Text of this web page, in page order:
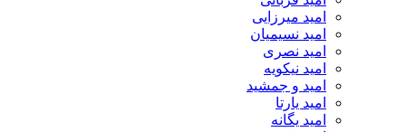
امید میرزایی
امید نسیمیان
امید نصری
امید نیکویه
امید و جمشید
امید یارتا
امید یگانه